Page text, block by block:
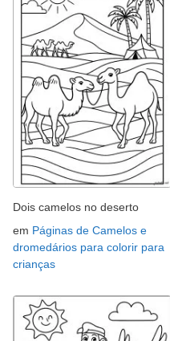
Dois camelos no deserto
em Páginas de Camelos e
dromedários para colorir para
crianças